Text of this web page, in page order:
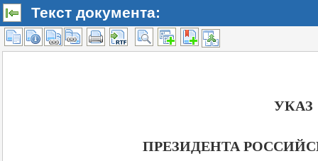
Текст документа: